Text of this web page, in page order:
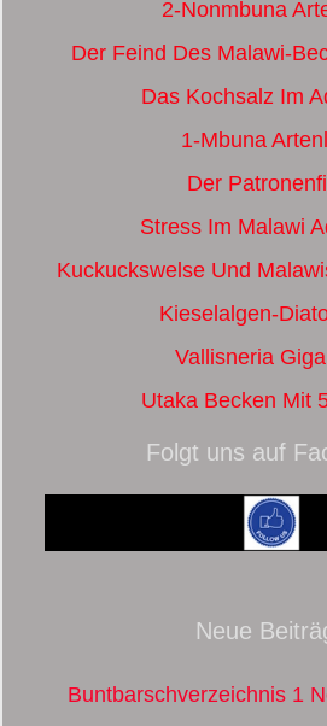
2-Nonmbuna
Der Feind Des Malawi-
Das Kochsalz Im
1-Mbuna
Der
Stress Im Malawi
Kuckuckswelse Und
Kieselalgen-
Vallisneria
Utaka Becken Mit
Folgt uns auf
Neue
Buntbarschverzeichnis 1